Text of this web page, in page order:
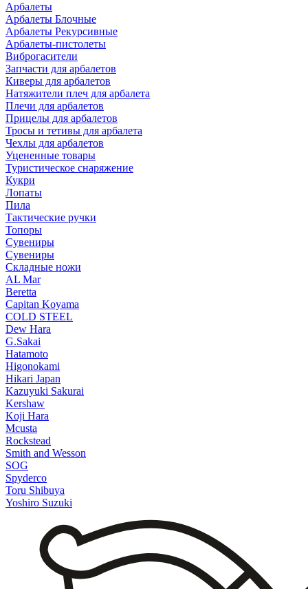
Арбалеты
Арбалеты Блочные
Арбалеты Рекурсивные
Арбалеты-пистолеты
Виброгасители
Запчасти для арбалетов
Киверы для арбалетов
Натяжители плеч для арбалета
Плечи для арбалетов
Прицелы для арбалетов
Тросы и тетивы для арбалета
Чехлы для арбалетов
Уцененные товары
Туристическое снаряжение
Кукри
Лопаты
Пила
Тактические ручки
Топоры
Сувениры
Сувениры
Складные ножи
AL Mar
Beretta
Capitan Koyama
COLD STEEL
Dew Hara
G.Sakai
Hatamoto
Higonokami
Hikari Japan
Kazuyuki Sakurai
Kershaw
Koji Hara
Mcusta
Rockstead
Smith and Wesson
SOG
Spyderco
Toru Shibuya
Yoshiro Suzuki